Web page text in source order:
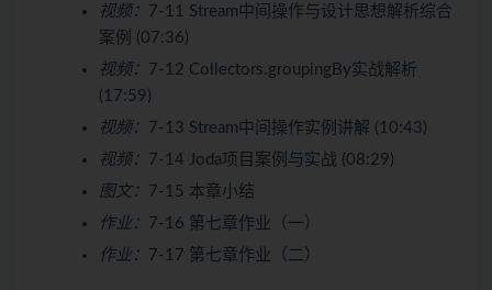
视频： 7-11 Stream中间操作与设计思想解析综合
案例 (07:36)
视频： 7-12 Collectors.groupingBy实战解析
(17:59)
视频： 7-13 Stream中间操作实例讲解 (10:43)
视频： 7-14 Joda项目案例与实战 (08:29)
图文： 7-15 本章小结
作业： 7-16 第七章作业（一）
作业： 7-17 第七章作业（二）